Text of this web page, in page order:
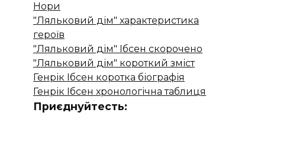
Нори
"Ляльковий дім" характеристика
героїв
"Ляльковий дім" Ібсен скорочено
"Ляльковий дім" короткий зміст
Генрік Ібсен коротка біографія
Генрік Ібсен хронологічна таблиця
Приєднуйтесть: